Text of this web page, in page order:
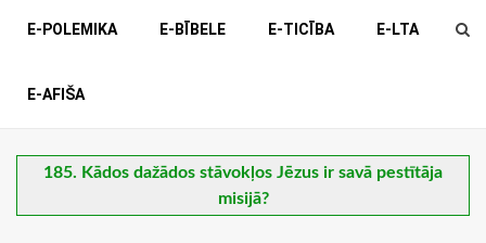
E-POLEMIKA E-BĪBELE E-TICĪBA E-LTA
E-AFIŠA
185. Kādos dažādos stāvokļos Jēzus ir savā pestītāja
misijā?